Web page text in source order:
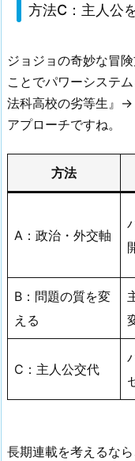
方法C：主人公
ジョジョの奇妙な冒
ことでパワーシステ
法科高校の劣等生』→
アプローチですね。
方法
A：政治・外交軸
B：問題の質を変
える
C：主人公交代
長期連載を考えるなら